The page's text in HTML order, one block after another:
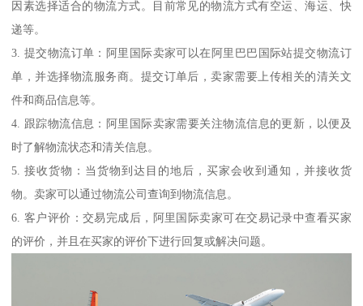
因素选择适合的物流方式。目前常见的物流方式有空运、海运、快
递等。
3. 提交物流订单：阿里国际卖家可以在阿里巴巴国际站提交物流订
单，并选择物流服务商。提交订单后，卖家需要上传相关的清关文
件和商品信息等。
4. 跟踪物流信息：阿里国际卖家需要关注物流信息的更新，以便及
时了解物流状态和清关信息。
5. 接收货物：当货物到达目的地后，买家会收到通知，并接收货
物。卖家可以通过物流公司查询到物流信息。
6. 客户评价：交易完成后，阿里国际卖家可在交易记录中查看买家
的评价，并且在买家的评价下进行回复或解决问题。